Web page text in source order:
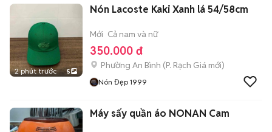
2 phút trước 5
Nón Lacoste Kaki Xanh lá 54/58cm
Mới Cả nam và nữ
350.000 đ
Phường An Bình (P. Rạch Giá mới)
Nón Đẹp 1999
Máy sấy quần áo NONAN Cam